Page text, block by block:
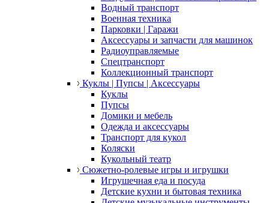
Водный транспорт
Военная техника
Парковки | Гаражи
Аксессуары и запчасти для машинок
Радиоуправляемые
Спецтранспорт
Коллекционный транспорт
Куклы | Пупсы | Аксессуары
Куклы
Пупсы
Домики и мебель
Одежда и аксессуары
Транспорт для кукол
Коляски
Кукольный театр
Сюжетно-ролевые игры и игрушки
Игрушечная еда и посуда
Детские кухни и бытовая техника